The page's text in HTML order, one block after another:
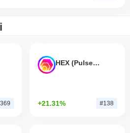
HEX (Pulsechain)
+21.31% #138